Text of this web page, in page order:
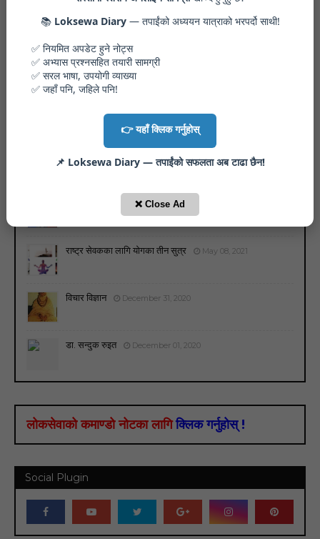
गोरखापत्र विषयगत, २७ जेठ २०८३* $
मैले त्यो पाएँ, जो मलाई चाहिएको थियो
राष्ट्र सेवकका लागि योगका तीन सुत्र May 08, 2021
विचार विज्ञान December 31, 2020
डा. सन्दुक रुइत December 01, 2020
लोकसेवाको कमाण्डो नोटका लागि क्लिक गर्नुहोस् !
Social Plugin
📚 Loksewa Diary— तपाईंको अध्ययन यात्राको भरपर्दो साथी!
✅ नियमित अपडेट हुने नोट्स
✅ अभ्यास प्रश्नसहित तयारी सामग्री
✅ सरल भाषा, उपयोगी व्याख्या
✅ जहाँ पनि, जहिले पनि!
👉 यहाँ क्लिक गर्नुहोस्
📌 Loksewa Diary — तपाईंको सफलता अब टाढा छैन!
❌ Close Ad